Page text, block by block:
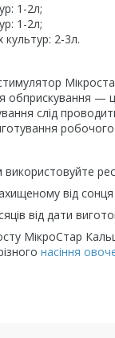
1-2л;
1-2л;
культур: 2-3л.
обприскування —
слід
від
від дати
МікроСтар
насіння